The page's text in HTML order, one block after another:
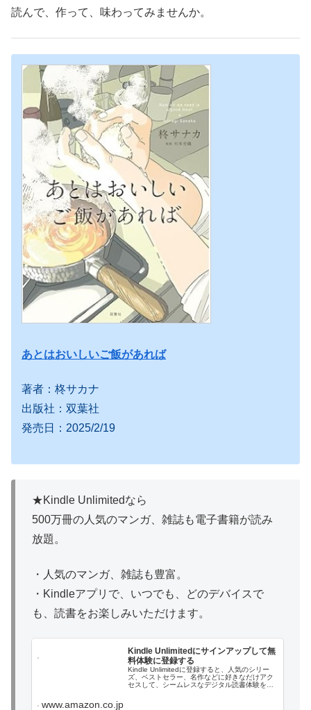
読んで、作って、味わってみませんか。
あとはおいしいご飯があれば
著者：柊サカナ
出版社：双葉社
発売日：2025/2/19
★Kindle Unlimitedなら
500万冊の人気のマンガ、雑誌も電子書籍が読み
放題。
・人気のマンガ、雑誌も豊富。
・Kindleアプリで、いつでも、どのデバイスで
も、読書をお楽しみいただけます。
Kindle Unlimitedにサインアップして無
料体験に登録する
Kindle Unlimitedに登録すると、人気のシリー
ズ、ベストセラー、名作などに好きなだけアク
セスして、シームレスなデジタル読書体験を実
www.amazon.co.jp